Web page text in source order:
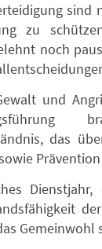
sind
zu
noch
und
das
Gemeinwohl